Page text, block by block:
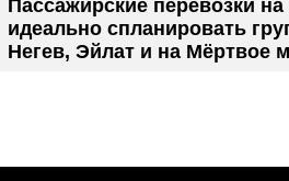
Пассажирские перевозки
идеально спланировать
Негев, Эйлат и на Мёртвое